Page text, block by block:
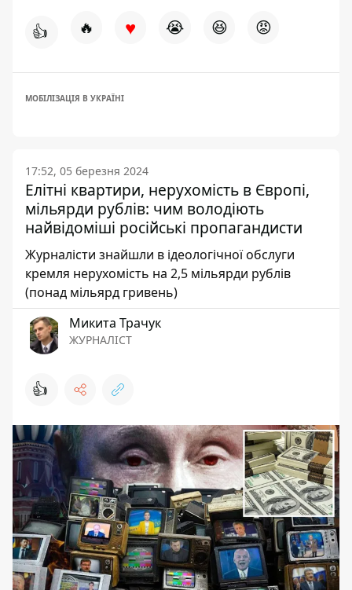
👍 🔥 ♥ 😭 😆 😡
МОБІЛІЗАЦІЯ В УКРАЇНІ
17:52, 05 березня 2024
Елітні квартири, нерухомість в Європі,
мільярди рублів: чим володіють
найвідоміші російські пропагандисти
Журналісти знайшли в ідеологічної обслуги
кремля нерухомість на 2,5 мільярди рублів
(понад мільярд гривень)
Микита Трачук
ЖУРНАЛІСТ
👍